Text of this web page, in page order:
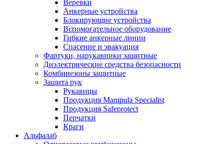
Веревки
Анкерные устройства
Блокирующие устройства
Вспомогательное оборудование
Гибкие анкерные линии
Спасение и эвакуация
Фартуки, нарукавники защитные
Диэлектрические средства безопасности
Комбинезоны защитные
Защита рук
Рукавицы
Продукция Manipula Specialist
Продукция Safeprotect
Перчатки
Краги
Альфалаб